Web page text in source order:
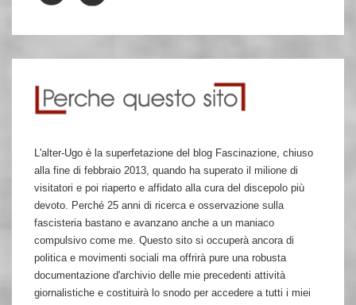
L'alter-Ugo è la superfetazione del blog Fascinazione, chiuso
alla fine di febbraio 2013, quando ha superato il milione di
visitatori e poi riaperto e affidato alla cura del discepolo più
devoto. Perché 25 anni di ricerca e osservazione sulla
fascisteria bastano e avanzano anche a un maniaco
compulsivo come me. Questo sito si occuperà ancora di
politica e movimenti sociali ma offrirà pure una robusta
documentazione d'archivio delle mie precedenti attività
giornalistiche e costituirà lo snodo per accedere a tutti i miei